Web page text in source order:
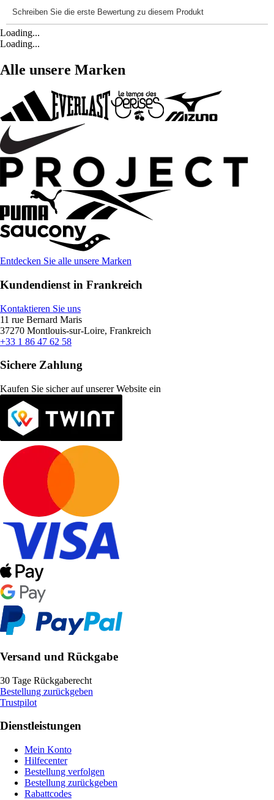
Loading...
Loading...
Alle unsere Marken
Entdecken Sie alle unsere Marken
Kundendienst in Frankreich
Kontaktieren Sie uns
11 rue Bernard Maris
37270 Montlouis-sur-Loire, Frankreich
+33 1 86 47 62 58
Sichere Zahlung
Kaufen Sie sicher auf unserer Website ein
Versand und Rückgabe
30 Tage Rückgaberecht
Bestellung zurückgeben
Trustpilot
Dienstleistungen
Mein Konto
Hilfecenter
Bestellung verfolgen
Bestellung zurückgeben
Rabattcodes